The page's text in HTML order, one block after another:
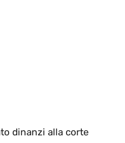
dinanzi alla corte